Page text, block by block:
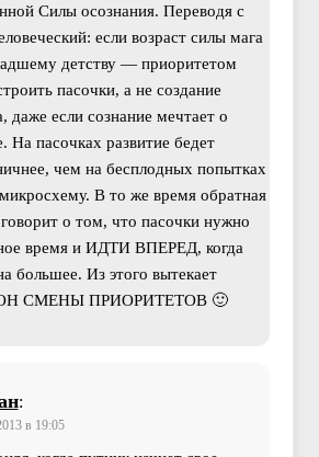
Силы осознания. Переводя с
если возраст силы мага
детству — приоритетом
пасочки, а не создание
даже если сознание мечтает о
На пасочках развитие бедет
чем на бесплодных попытках
В то же время обратная
о том, что пасочки нужно
время и ИДТИ ВПЕРЕД, когда
большее. Из этого вытекает
СМЕНЫ ПРИОРИТЕТОВ 🙂
:
в 19:05